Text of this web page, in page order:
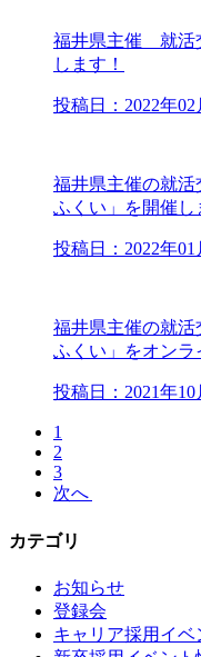
福井県主催 就活
します！
投稿日：2022年02
福井県主催の就
ふくい」を開催し
投稿日：2022年01
福井県主催の就
ふくい」をオンラ
投稿日：2021年10
1
2
3
次へ
カテゴリ
お知らせ
登録会
キャリア採用イベ